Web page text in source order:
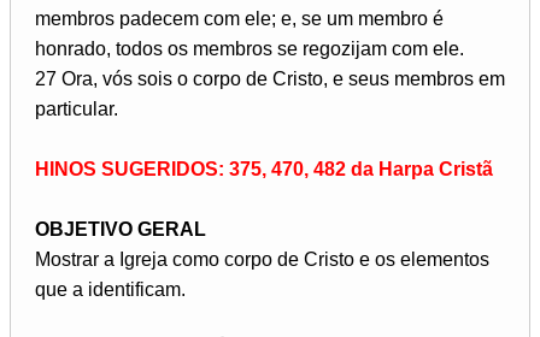
membros padecem com ele; e, se um membro é
honrado, todos os membros se regozijam com ele.
27 Ora, vós sois o corpo de Cristo, e seus membros em
particular.
HINOS SUGERIDOS: 375, 470, 482 da Harpa Cristã
OBJETIVO GERAL
Mostrar a Igreja como corpo de Cristo e os elementos
que a identificam.